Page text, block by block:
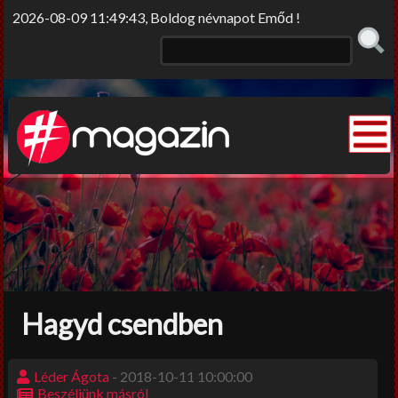
2026-08-09 11:49:43, Boldog névnapot Emőd !
Elme/rengő
Elv/érzek
Sors-szinkópa
Nem tabu
Korlátolt felelősséggel
Film-Színház-Muzsika
Hagyd csendben
Léder Ágota - 2018-10-11 10:00:00
Beszéljünk másról